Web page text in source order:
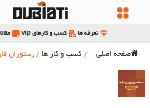
تعرفه ها کسب و کارهای vip
صفحه اصلی / کسب و کار ها / رستوران